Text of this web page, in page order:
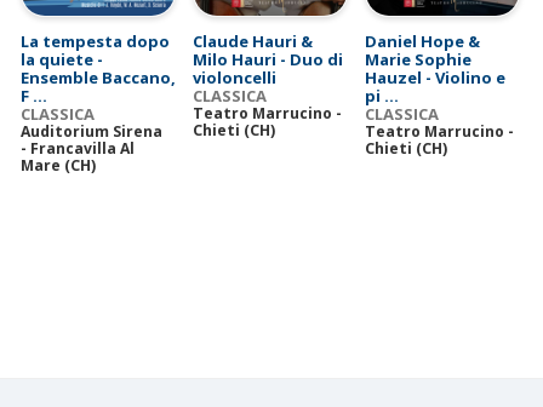
La tempesta dopo
la quiete -
Ensemble Baccano,
F ...
CLASSICA
Auditorium Sirena
- Francavilla Al
Mare (CH)
Claude Hauri &
Milo Hauri - Duo di
violoncelli
CLASSICA
Teatro Marrucino -
Chieti (CH)
Daniel Hope &
Marie Sophie
Hauzel - Violino e
pi ...
CLASSICA
Teatro Marrucino -
Chieti (CH)